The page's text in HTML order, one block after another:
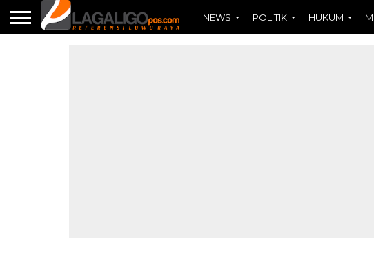
NEWS POLITIK HUKUM